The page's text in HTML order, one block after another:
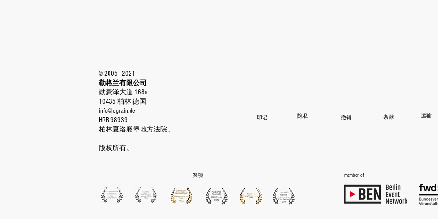
© 2005 - 2021
勒格兰有限公司
勋豪泽大道 168a
10435 柏林德国
info@legrain.de
HRB 98939
柏林夏洛滕堡地方法院。
版权所有。
条款
撤销
隐私 运输
印记
奖项 member of